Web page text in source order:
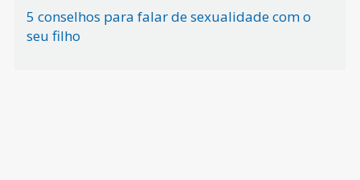
5 conselhos para falar de sexualidade com o
seu filho